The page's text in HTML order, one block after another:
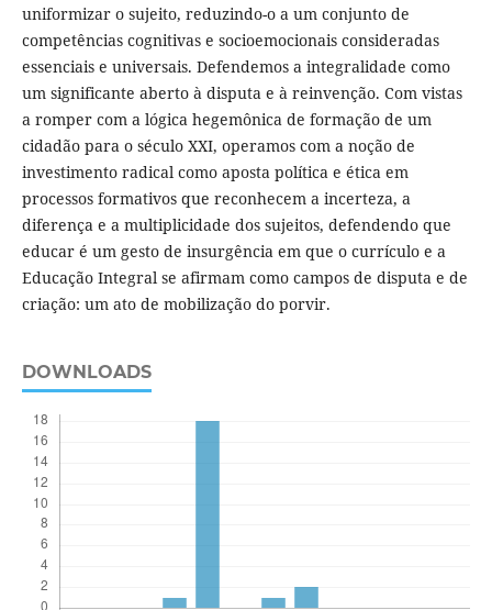
uniformizar o sujeito, reduzindo-o a um conjunto de
competências cognitivas e socioemocionais consideradas
essenciais e universais. Defendemos a integralidade como
um significante aberto à disputa e à reinvenção. Com vistas
a romper com a lógica hegemônica de formação de um
cidadão para o século XXI, operamos com a noção de
investimento radical como aposta política e ética em
processos formativos que reconhecem a incerteza, a
diferença e a multiplicidade dos sujeitos, defendendo que
educar é um gesto de insurgência em que o currículo e a
Educação Integral se afirmam como campos de disputa e de
criação: um ato de mobilização do porvir.
DOWNLOADS